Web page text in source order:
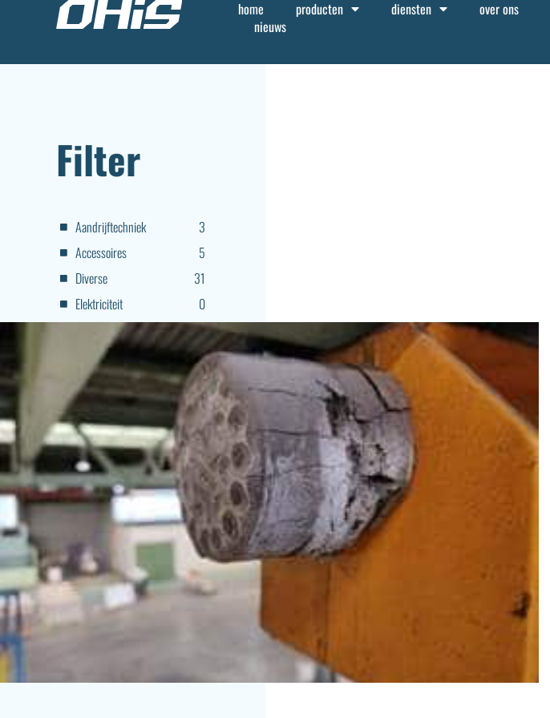
home producten diensten over ons
nieuws
Filter
Aandrijftechniek
3
Accessoires
5
Diverse
31
Elektriciteit
0
Lichte hangkranen
7
Modernisering / Retrofit
7
Rolbruggen
23
Takel
13
Werkplaatskranen
10
Zwenkkranen
15
volgende